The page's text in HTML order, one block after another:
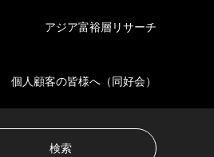
アジア富裕層リサーチ
個人顧客の皆様へ（同好会）